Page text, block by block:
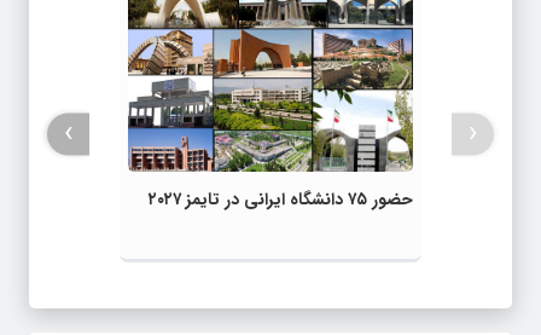
حضور ۷۵ دانشگاه ایرانی در تایمز ۲۰۲۷
‹
›